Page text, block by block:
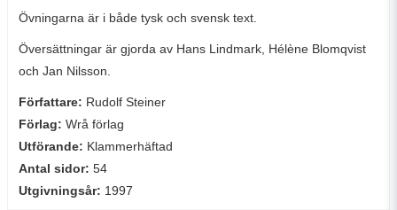
Övningarna är i både tysk och svensk text.
Översättningar är gjorda av Hans Lindmark, Hélène Blomqvist
och Jan Nilsson.
Författare: Rudolf Steiner
Förlag: Wrå förlag
Utförande: Klammerhäftad
Antal sidor: 54
Utgivningsår: 1997